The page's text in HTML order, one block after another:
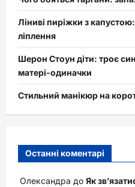
Ліниві пиріжки з
ліплення
Шерон Стоун діти: троє
матері-одиначки
Стильний манікюр на
Останні коментарі
Олександра до Як